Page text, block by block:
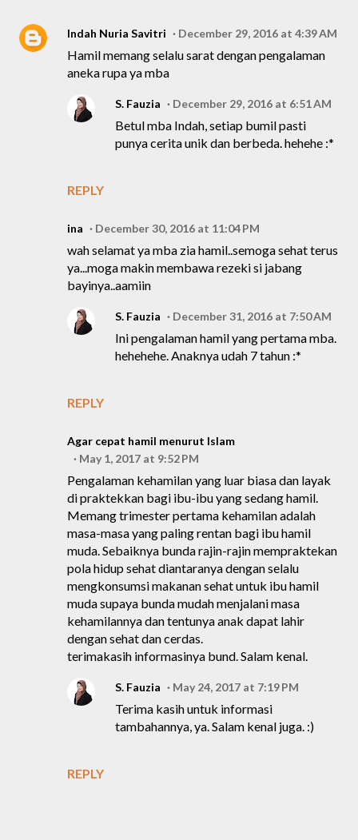
Indah Nuria Savitri December 29, 2016 at 4:39 AM
Hamil memang selalu sarat dengan pengalaman
aneka rupa ya mba
REPLY
S. Fauzia December 29, 2016 at 6:51 AM
Betul mba Indah, setiap bumil pasti
punya cerita unik dan berbeda. hehehe :*
ina December 30, 2016 at 11:04 PM
wah selamat ya mba zia hamil..semoga sehat terus
ya...moga makin membawa rezeki si jabang
bayinya..aamiin
REPLY
S. Fauzia December 31, 2016 at 7:50 AM
Ini pengalaman hamil yang pertama mba.
hehehehe. Anaknya udah 7 tahun :*
Agar cepat hamil menurut Islam
May 1, 2017 at 9:52 PM
Pengalaman kehamilan yang luar biasa dan layak
di praktekkan bagi ibu-ibu yang sedang hamil.
Memang trimester pertama kehamilan adalah
masa-masa yang paling rentan bagi ibu hamil
muda. Sebaiknya bunda rajin-rajin mempraktekan
pola hidup sehat diantaranya dengan selalu
mengkonsumsi makanan sehat untuk ibu hamil
muda supaya bunda mudah menjalani masa
kehamilannya dan tentunya anak dapat lahir
dengan sehat dan cerdas.
terimakasih informasinya bund. Salam kenal.
REPLY
S. Fauzia May 24, 2017 at 7:19 PM
Terima kasih untuk informasi
tambahannya, ya. Salam kenal juga. :)